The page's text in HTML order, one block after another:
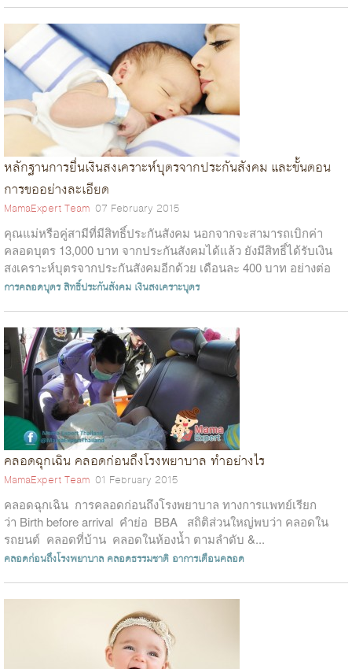
หลักฐานการยื่นเงินสงเคราะห์บุตรจากประกันสังคม และขั้นตอน
การขออย่างละเอียด
MamaExpert Team 07 February 2015
คุณแม่หรือคู่สามีที่มีสิทธิ์ประกันสังคม นอกจากจะสามารถเบิกค่า
คลอดบุตร 13,000 บาท จากประกันสังคมได้แล้ว ยังมีสิทธิ์ได้รับเงิน
สงเคราะห์บุตรจากประกันสังคมอีกด้วย เดือนละ 400 บาท อย่างต่อ
เนื่องจนครบ &nb...
การคลอดบุตรสิทธิ์ประกันสังคม เงินสงเคราะบุตร
คลอดฉุกเฉิน คลอดก่อนถึงโรงพยาบาล ทำอย่างไร
MamaExpert Team 01 February 2015
คลอดฉุกเฉิน การคลอดก่อนถึงโรงพยาบาล ทางการแพทย์เรียก
ว่า Birth before arrival คำย่อ BBA สถิติส่วนใหญ่พบว่า คลอดใน
รถยนต์ คลอดที่บ้าน คลอดในห้องน้ำ ตามลำดับ &...
คลอดก่อนถึงโรงพยาบาล คลอดธรรมชาติ อาการเตือนคลอด